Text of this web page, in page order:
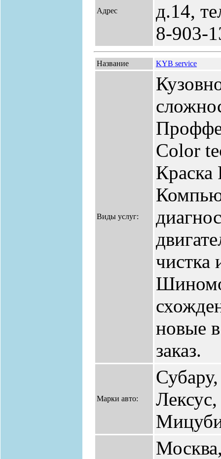
Адрес
д.14,
8-903-
Название KYB service
Виды услуг:
Color
Краска
чистка
новые
заказ.
Марки авто: